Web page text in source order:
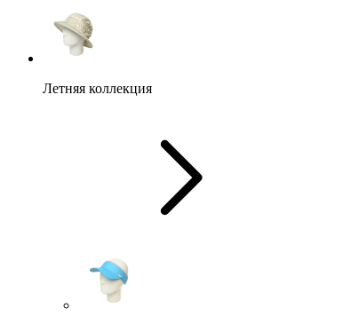
Летняя коллекция